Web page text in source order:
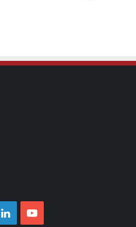
LinkedinYouTube